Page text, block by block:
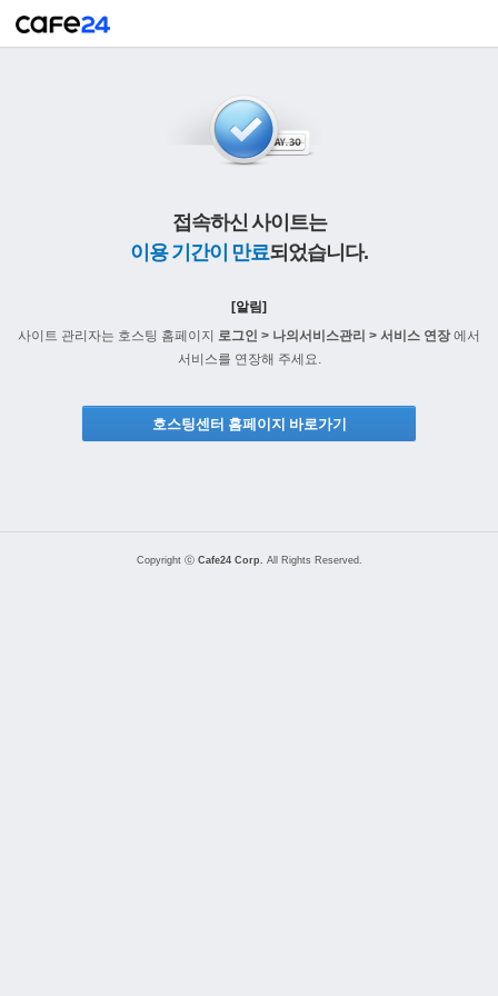
접속하신 사이트는
이용 기간이 만료되었습니다.
[알림]
사이트 관리자는 호스팅 홈페이지 로그인 > 나의서비스관리 > 서비스 연장에서
서비스를 연장해 주세요.
호스팅센터 홈페이지 바로가기
Copyright ⓒ Cafe24 Corp. All Rights Reserved.